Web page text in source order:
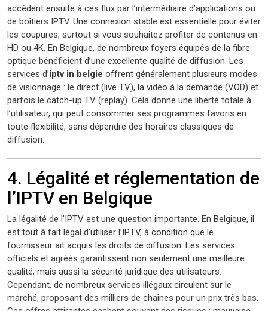
accèdent ensuite à ces flux par l’intermédiaire d’applications ou
de boîtiers IPTV. Une connexion stable est essentielle pour éviter
les coupures, surtout si vous souhaitez profiter de contenus en
HD ou 4K. En Belgique, de nombreux foyers équipés de la fibre
optique bénéficient d’une excellente qualité de diffusion. Les
services d’iptv in belgie offrent généralement plusieurs modes
de visionnage : le direct (live TV), la vidéo à la demande (VOD) et
parfois le catch-up TV (replay). Cela donne une liberté totale à
l’utilisateur, qui peut consommer ses programmes favoris en
toute flexibilité, sans dépendre des horaires classiques de
diffusion.
4. Légalité et réglementation de
l’IPTV en Belgique
La légalité de l’IPTV est une question importante. En Belgique, il
est tout à fait légal d’utiliser l’IPTV, à condition que le
fournisseur ait acquis les droits de diffusion. Les services
officiels et agréés garantissent non seulement une meilleure
qualité, mais aussi la sécurité juridique des utilisateurs.
Cependant, de nombreux services illégaux circulent sur le
marché, proposant des milliers de chaînes pour un prix très bas.